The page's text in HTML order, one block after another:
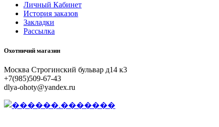
Личный Кабинет
История заказов
Закладки
Рассылка
Охотничий магазин
Москва Строгинский бульвар д14 к3
+7(985)509-67-43
dlya-ohoty@yandex.ru